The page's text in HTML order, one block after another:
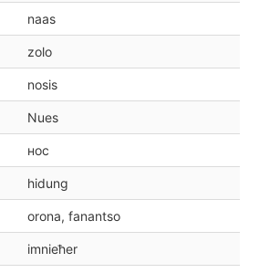
naas
zolo
nosis
Nues
нос
hidung
orona, fanantso
imnieħer